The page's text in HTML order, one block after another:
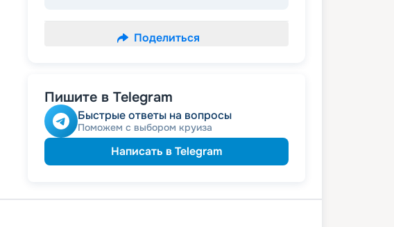
Поделиться
Пишите в Telegram
Быстрые ответы на вопросы
Поможем с выбором круиза
Написать в Telegram